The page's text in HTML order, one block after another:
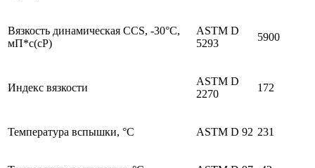
Вязкость динамическая CCS, -30°C,
мП*с(cP)
ASTM D
5293
5900
Индекс вязкости
ASTM D
2270
172
Температура вспышки, °С ASTM D 92 231